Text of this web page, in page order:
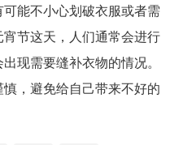
能不小心划破衣服或者需
节这天，人们通常会进行
现需要缝补衣物的情况。
，避免给自己带来不好的